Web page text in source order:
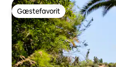
Gæstefavorit
Gæstefavorit